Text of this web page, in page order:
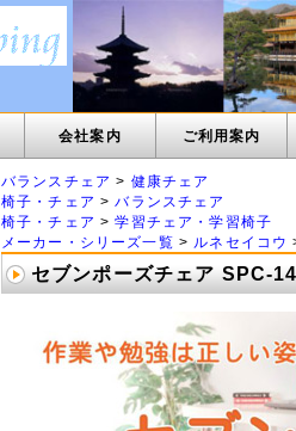
会社案内 ご利用案内
バランスチェア > 健康チェア
椅子・チェア >バランスチェア
椅子・チェア >学習チェア・学習椅子
メーカー・シリーズ一覧 > ルネセイコウ
セブンポーズチェア SPC-